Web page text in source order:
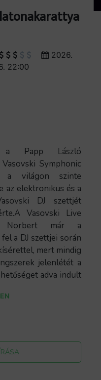
2026.
22:00
a Papp László
Symphonic
a világon szinte
az elektronikus és a
DJ szettjét
Vasovski Live
Norbert már a
a DJ szettjei során
mert mindig
jelenlétét a
adva indult
hegedűvel, Herold
és a gitározás
zenét, akár csak a
is teszi.A